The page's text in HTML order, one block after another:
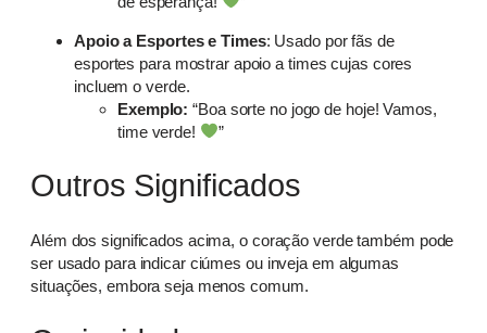
Apoio a Esportes e Times: Usado por fãs de
esportes para mostrar apoio a times cujas cores
incluem o verde.
Exemplo: “Boa sorte no jogo de hoje! Vamos,
time verde!
”
Outros Significados
Além dos significados acima, o coração verde também pode
ser usado para indicar ciúmes ou inveja em algumas
situações, embora seja menos comum.